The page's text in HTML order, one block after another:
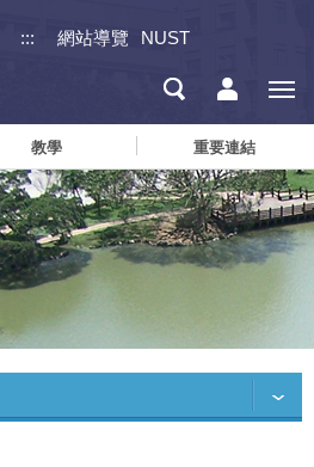
::: 網站導覽 NUST
教學 重要連結